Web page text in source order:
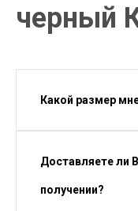
черный
Какой размер
Доставляете ли
получении?